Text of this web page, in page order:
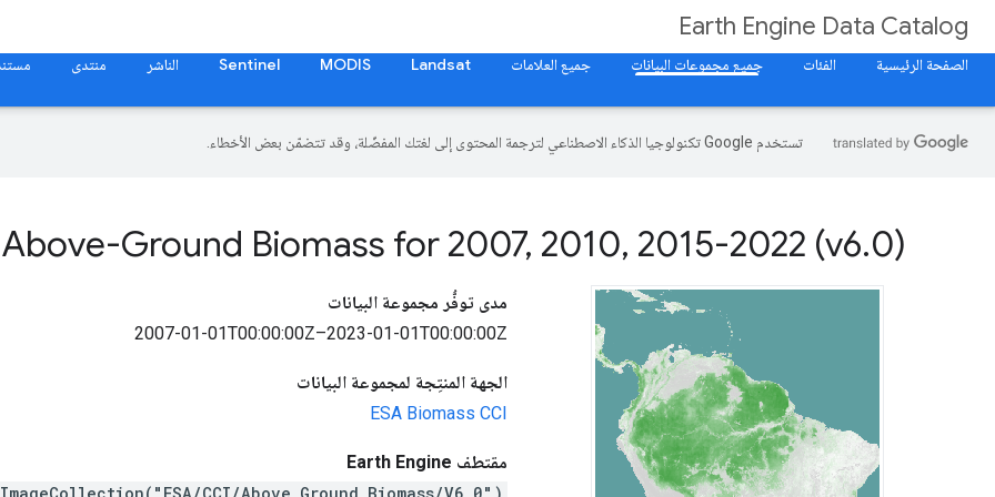
Earth Engine Data Catalog
الصفحة الرئيسية
الفئات جميع مجموعات البيانات جميع العلامات Landsat
MODIS
Sentinel الناشر منتدى
تستخدم Google تكنولوجيا الذكاء الاصطناعي لترجمة المحتوى إلى لغتك المفضّلة، وقد تتضمّن بعض الأخطاء.
Above-Ground Biomass for 2007, 2010, 2015-2022 (v6.0)
مدى توفُّر مجموعة البيانات
2007-01-01T00:00:00Z–2023-01-01T00:00:00Z
الجهة المنتِجة لمجموعة البيانات
ESA Biomass CCI
مقتطف Earth Engine